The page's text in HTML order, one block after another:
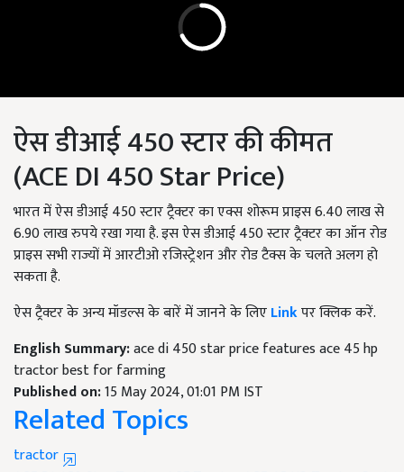
ऐस डीआई 450 स्टार की कीमत
(ACE DI 450 Star Price)
भारत में ऐस डीआई 450 स्टार ट्रैक्टर का एक्स शोरूम प्राइस 6.40 लाख से
6.90 लाख रुपये रखा गया है. इस ऐस डीआई 450 स्टार ट्रैक्टर का ऑन रोड
प्राइस सभी राज्यों में आरटीओ रजिस्ट्रेशन और रोड टैक्स के चलते अलग हो
सकता है.
ऐस ट्रैक्टर के अन्य मॉडल्स के बारें में जानने के लिएLinkपर क्लिक करें.
English Summary:ace di 450 star price features ace 45 hp
tractor best for farming
Published on:15 May 2024, 01:01 PM IST
Related Topics
tractor